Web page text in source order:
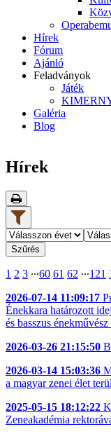
Hírek
Fórum
Ajánló
Feladványok
Játék
Galéria
Blog
Hírek

1 2 3 ∙∙∙60 61 62 ∙∙∙121
2026-07-14 11:09:17
Énekkara határozott
és basszus énekművész
2026-03-26 21:15:50
2026-03-14 15:03:36
a magyar zenei élet
2025-05-15 18:12:22
Zeneakadémia